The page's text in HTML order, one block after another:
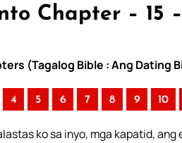
Chapter – 15
(Tagalog Bible : Ang Dating
4 5 6 7 8 9 10
ko sa inyo, mga kapatid,